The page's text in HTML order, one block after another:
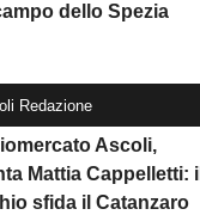
dello Spezia
Redazione
Ascoli,
Mattia Cappelletti: il
sfida il Catanzaro